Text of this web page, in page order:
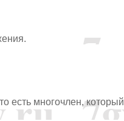
есть многочлен, который